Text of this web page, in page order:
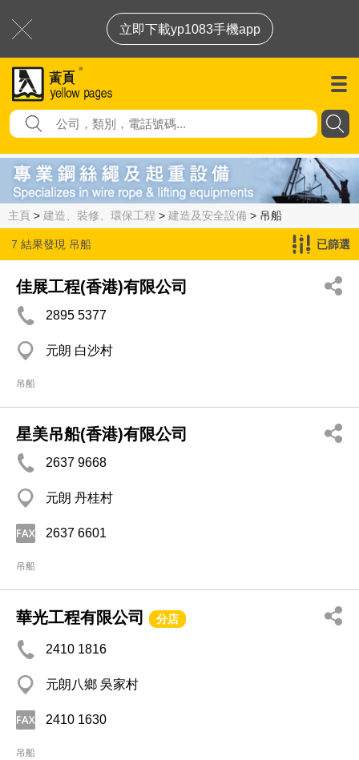
立即下載yp1083手機app
主頁 > 建造、裝修、環保工程 > 建造及安全設備 > 吊船
7 結果發現 吊船 已篩選
佳展工程(香港)有限公司
2895 5377
元朗 白沙村
吊船
星美吊船(香港)有限公司
2637 9668
元朗 丹桂村
2637 6601
吊船
華光工程有限公司 分店
2410 1816
元朗八鄉 吳家村
2410 1630
吊船